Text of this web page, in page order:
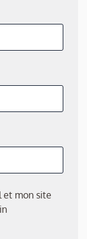
et mon site